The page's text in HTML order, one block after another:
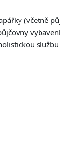
(včetně
službu